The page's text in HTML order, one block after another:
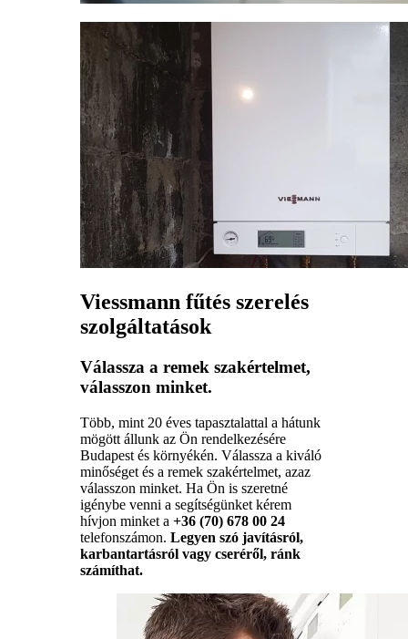
Viessmann fűtés szerelés
szolgáltatások
Válassza a remek szakértelmet,
válasszon minket.
Több, mint 20 éves tapasztalattal a hátunk
mögött állunk az Ön rendelkezésére
Budapest és környékén. Válassza a kiváló
minőséget és a remek szakértelmet, azaz
válasszon minket. Ha Ön is szeretné
igénybe venni a segítségünket kérem
hívjon minket a +36 (70) 678 00 24
telefonszámon. Legyen szó javításról,
karbantartásról vagy cseréről, ránk
számíthat.